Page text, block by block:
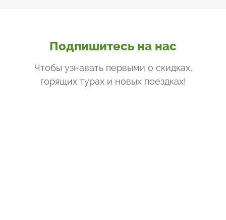
Подпишитесь на нас
Чтобы узнавать первыми о скидках,
горящих турах и новых поездках!